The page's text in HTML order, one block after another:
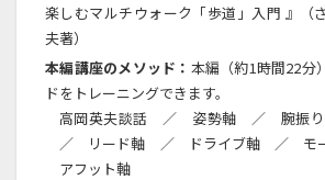
楽しむマルチウォーク「歩道」入門 』（
夫著）
本編講座のメソッド： 本編（約1時間22分
ドをトレーニングできます。
高岡英夫談話 ／ 姿勢軸 ／ 腕振
／ リード軸 ／ ドライブ軸 ／ モ
アフット軸